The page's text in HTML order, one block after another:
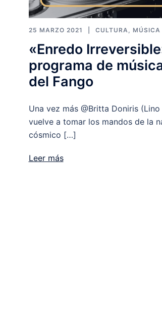
25 MARZO 2021 CULTURA MÚSICA
«Enredo
programa de
del Fango
Una vez más @Britta Doniris
vuelve a tomar los mandos de la
cósmico […]
Leer más